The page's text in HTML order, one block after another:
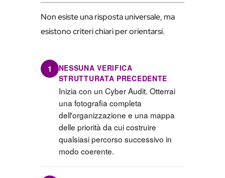
Non esiste una risposta universale, ma
esistono criteri chiari per orientarsi.
1
NESSUNA VERIFICA
STRUTTURATA PRECEDENTE
Inizia con un Cyber Audit. Otterrai
una fotografia completa
dell'organizzazione e una mappa
delle priorità da cui costruire
qualsiasi percorso successivo in
modo coerente.